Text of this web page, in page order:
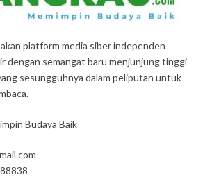
platform media siber independen
dengan semangat baru menjunjung tinggi
sesungguhnya dalam peliputan untuk
Budaya Baik